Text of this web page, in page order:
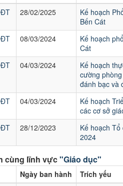
28/02/2025
Kế hoạch
Bến Cát
08/03/2024
Kế hoạch
Cát
04/03/2024
Kế hoạch
cường
đánh bạc và
04/03/2024
Kế hoạch
các cơ sở
28/12/2023
Kế hoạch
2024
cùng lĩnh vực"Giáo dục"
Ngày ban hành
Trích yếu